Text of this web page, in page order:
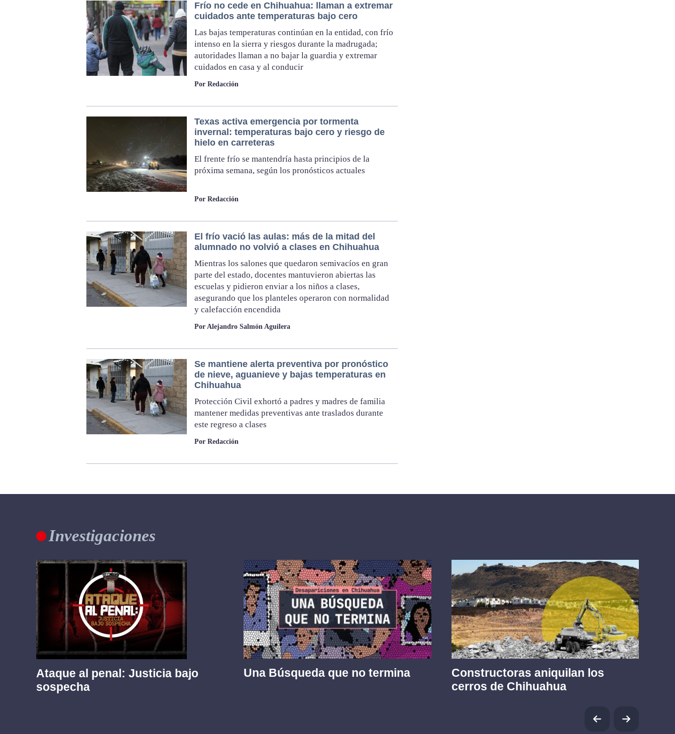
Frío no cede en Chihuahua: llaman a extremar
cuidados ante temperaturas bajo cero
Las bajas temperaturas continúan en la entidad, con frío
intenso en la sierra y riesgos durante la madrugada;
autoridades llaman a no bajar la guardia y extremar
cuidados en casa y al conducir
Por Redacción
Texas activa emergencia por tormenta
invernal: temperaturas bajo cero y riesgo de
hielo en carreteras
El frente frío se mantendría hasta principios de la
próxima semana, según los pronósticos actuales
Por Redacción
El frío vació las aulas: más de la mitad del
alumnado no volvió a clases en Chihuahua
Mientras los salones que quedaron semivacíos en gran
parte del estado, docentes mantuvieron abiertas las
escuelas y pidieron enviar a los niños a clases,
asegurando que los planteles operaron con normalidad
y calefacción encendida
Por Alejandro Salmón Aguilera
Se mantiene alerta preventiva por pronóstico
de nieve, aguanieve y bajas temperaturas en
Chihuahua
Protección Civil exhortó a padres y madres de familia
mantener medidas preventivas ante traslados durante
este regreso a clases
Por Redacción
Investigaciones
Ataque al penal: Justicia bajo
sospecha
Una Búsqueda que no termina
Constructoras aniquilan los
cerros de Chihuahua